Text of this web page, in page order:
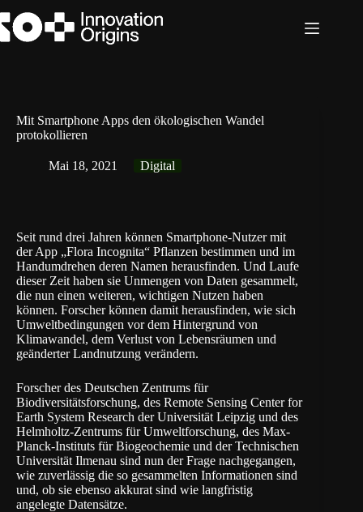
Inhalt
springen
Mit Smartphone Apps den ökologischen Wandel
protokollieren
Mai 18, 2021 Digital
Seit rund drei Jahren können Smartphone-Nutzer mit
der App „Flora Incognita“ Pflanzen bestimmen und im
Handumdrehen deren Namen herausfinden. Und Laufe
dieser Zeit haben sie Unmengen von Daten gesammelt,
die nun einen weiteren, wichtigen Nutzen haben
können. Forscher können damit herausfinden, wie sich
Umweltbedingungen vor dem Hintergrund von
Klimawandel, dem Verlust von Lebensräumen und
geänderter Landnutzung verändern.
Forscher des Deutschen Zentrums für
Biodiversitätsforschung, des Remote Sensing Center for
Earth System Research derUniversität Leipzig und des
Helmholtz-Zentrums für Umweltforschung, des Max-
Planck-Instituts für Biogeochemie und derTechnischen
Universität Ilmenau sind nun der Frage nachgegangen,
wie zuverlässig die so gesammelten Informationen sind
und, ob sie ebenso akkurat sind wie langfristig
angelegte Datensätze.